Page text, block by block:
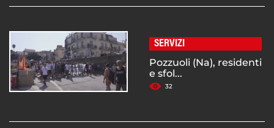
SERVIZI
Pozzuoli (Na), residenti
e sfol...
32